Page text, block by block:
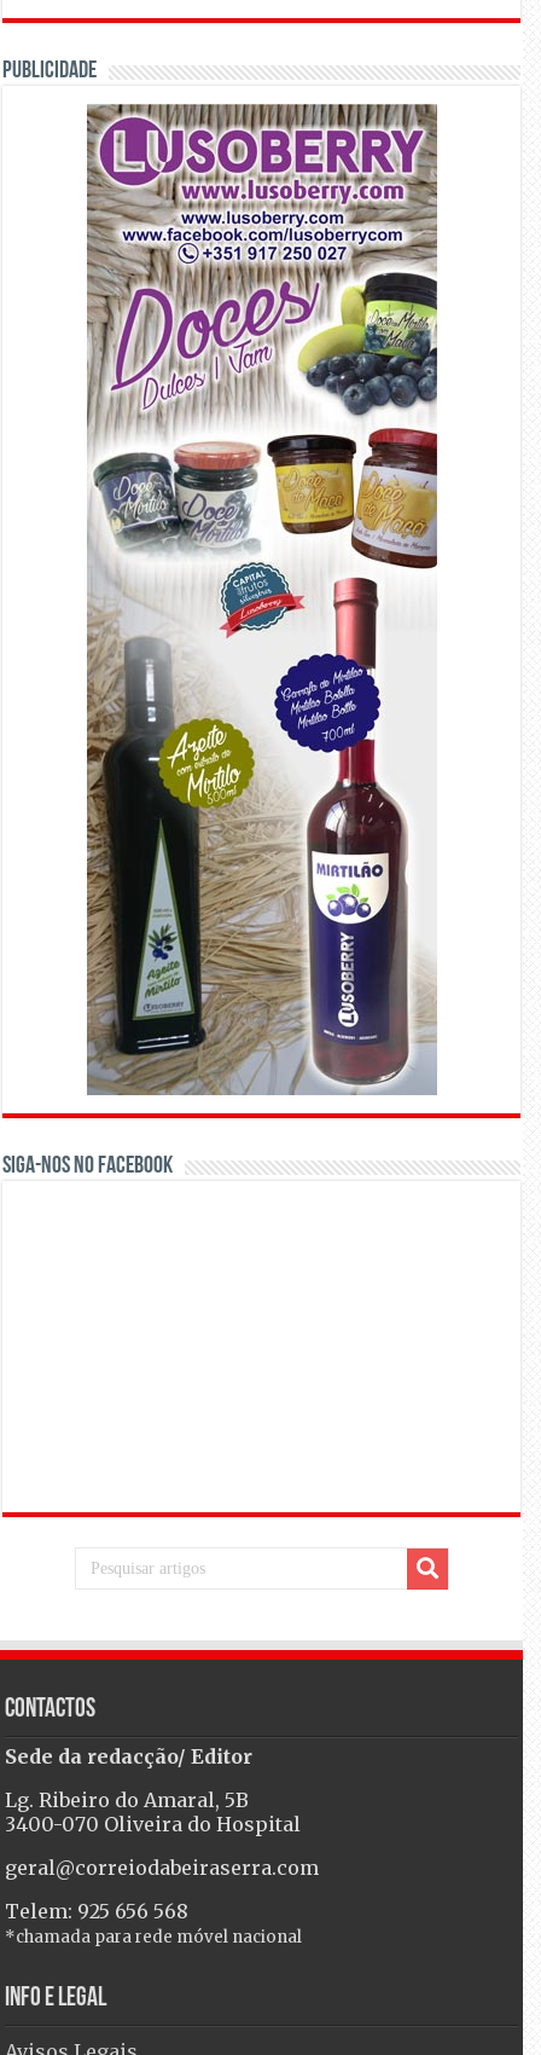
PUBLICIDADE
Siga-nos no Facebook
Contactos
Sede da redacção/ Editor
Lg. Ribeiro do Amaral, 5B
3400-070 Oliveira do Hospital
geral@correiodabeiraserra.com
Telem: 925 656 568
*chamada para rede móvel nacional
Info e Legal